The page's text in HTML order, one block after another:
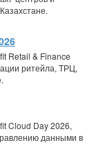
Retail & Finance
ритейла, ТРЦ,
Cloud Day 2026,
данными в